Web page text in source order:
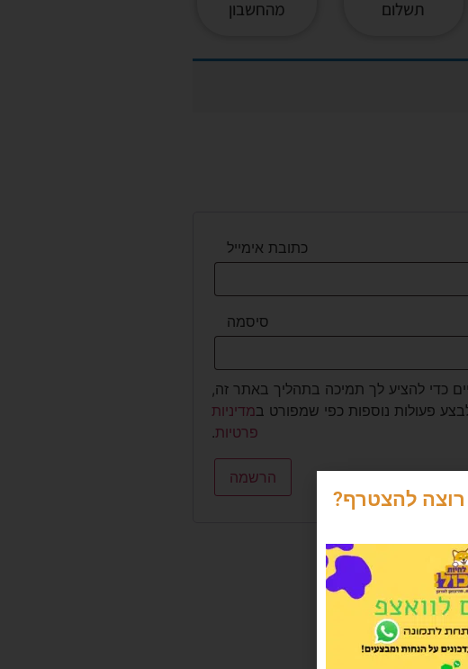
תשלום
מהחשבון
כתובת אימייל
סיסמה
כדי להציע לך תמיכה בתהליך באתר זה,
פעולות נוספות כפי שמפורט במדיניות
פרטיות.
הרשמה
רוצה להצטרף?